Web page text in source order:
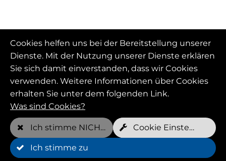
Cookies helfen uns bei der Bereitstellung unserer
Dienste. Mit der Nutzung unserer Dienste erklären
Sie sich damit einverstanden, dass wir Cookies
verwenden. Weitere Informationen über Cookies
erhalten Sie unter dem folgenden Link.
Was sind Cookies?
Ich stimme NICHT zu Cookie Einstellungen
Ich stimme zu